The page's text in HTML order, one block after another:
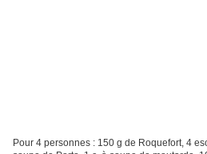
Pour 4 personnes : 150 g de Roquefort, 4